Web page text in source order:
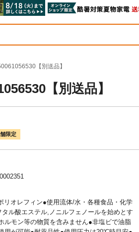
【別送品】
【別送品】
限定
リオレフィン●使用流体/水・各種食品・化学
タル酸エステル,ノニルフェノールを始めとす
ルモン等の物質を含みません●非塩ビで油脂